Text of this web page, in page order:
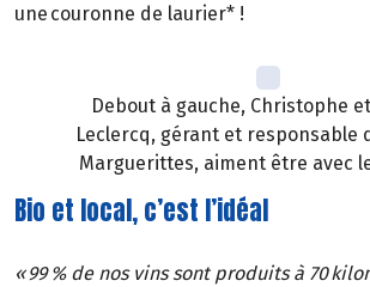
une couronne de laurier* !
Debout à gauche, Christophe
Leclercq, gérant et responsable
Marguerittes, aiment être avec
Bio et local, c’est l’idéal
« 99 % de nos vins sont produits à 70